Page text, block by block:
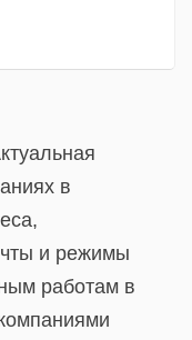
в
и режимы
работам в